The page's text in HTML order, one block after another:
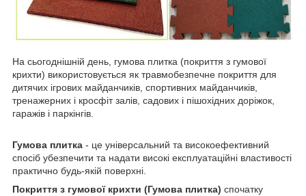
На сьогоднішній день, гумова плитка (покриття з гумової
крихти) використовується як травмобезпечне покриття для
дитячих ігрових майданчиків, спортивних майданчиків,
тренажерних і кросфіт залів, садових і пішохідних доріжок,
гаражів і паркінгів.
Гумова плитка - це універсальний та високоефективний
спосіб убезпечити та надати високі експлуатаційні властивості
практично будь-якій поверхні.
Покриття з гумової крихти (Гумова плитка) спочатку